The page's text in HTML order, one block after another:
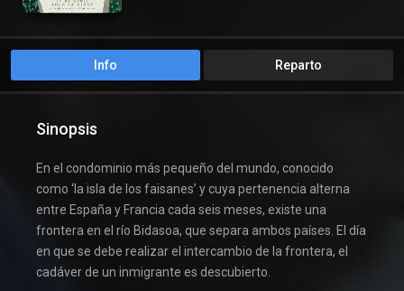
Info Reparto
Sinopsis
En el condominio más pequeño del mundo, conocido
como ‘la isla de los faisanes’ y cuya pertenencia alterna
entre España y Francia cada seis meses, existe una
frontera en el río Bidasoa, que separa ambos países. El día
en que se debe realizar el intercambio de la frontera, el
cadáver de un inmigrante es descubierto.